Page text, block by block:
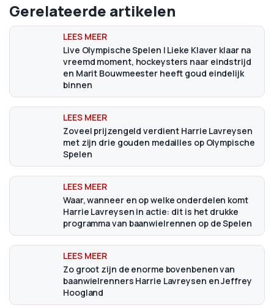
Gerelateerde artikelen
Live Olympische Spelen | Lieke Klaver klaar na
vreemd moment, hockeysters naar eindstrijd
en Marit Bouwmeester heeft goud eindelijk
binnen
Zoveel prijzengeld verdient Harrie Lavreysen
met zijn drie gouden medailles op Olympische
Spelen
Waar, wanneer en op welke onderdelen komt
Harrie Lavreysen in actie: dit is het drukke
programma van baanwielrennen op de Spelen
Zo groot zijn de enorme bovenbenen van
baanwielrenners Harrie Lavreysen en Jeffrey
Hoogland